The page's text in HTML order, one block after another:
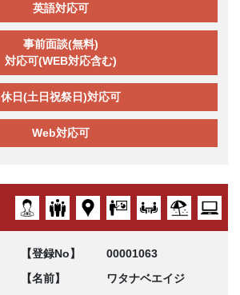
英語対応可
事前面談(無料)
対応可(WEB対応含む)
休日(土日祝祭日)対応可
Web対応可
【登録No】
00001063
【名前】
ワタナベエイジ